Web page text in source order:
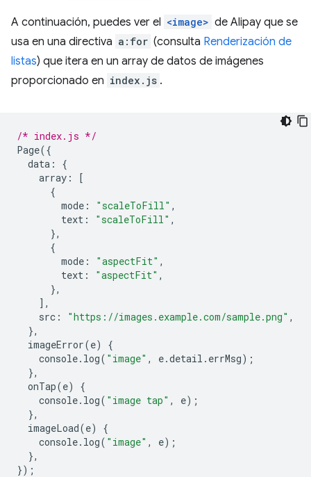
A continuación, puedes ver el <image> de Alipay que se
usa en una directiva a:for (consulta Renderización de
listas) que itera en un array de datos de imágenes
proporcionado en index.js .
/* index.js */
Page({
data :
{
array :
[
{
mode : "scaleToFill" ,
text : "scaleToFill" ,
},
{
mode : "aspectFit" ,
text : "aspectFit" ,
},
],
src : "https://images.example.com/sample.png" ,
},
imageError(e)
{
console. log( "image" , e.detail . errMsg);
},
onTap(e)
{
console. log( "image tap" , e);
},
imageLoad(e)
{
console. log( "image" , e);
},
});